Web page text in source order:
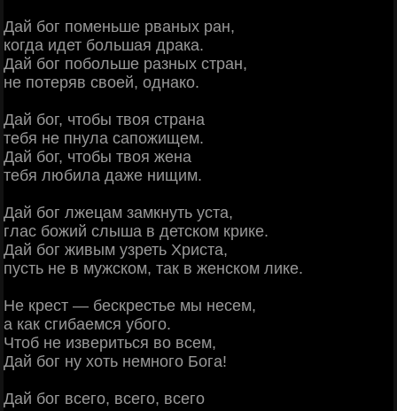
Дай бог поменьше рваных ран,
когда идет большая драка.
Дай бог побольше разных стран,
не потеряв своей, однако.
Дай бог, чтобы твоя страна
тебя не пнула сапожищем.
Дай бог, чтобы твоя жена
тебя любила даже нищим.
Дай бог лжецам замкнуть уста,
глас божий слыша в детском крике.
Дай бог живым узреть Христа,
пусть не в мужском, так в женском лике.
Не крест — бескрестье мы несем,
а как сгибаемся убого.
Чтоб не извериться во всем,
Дай бог ну хоть немного Бога!
Дай бог всего, всего, всего